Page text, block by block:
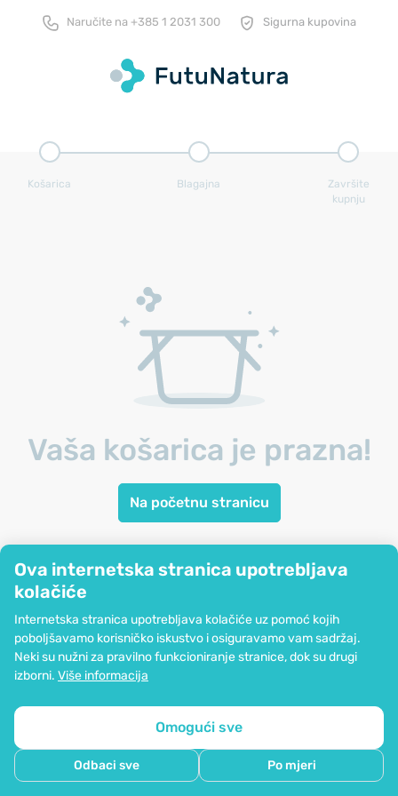
Ova internetska stranica upotrebljava
kolačiće
Internetska stranica upotrebljava kolačiće uz pomoć kojih
poboljšavamo korisničko iskustvo i osiguravamo vam sadržaj.
Neki su nužni za pravilno funkcioniranje stranice, dok su drugi
izborni. Više informacija
Omogući sve
Odbaci sve Po mjeri
Naručite na +385 1 2031 300 Sigurna kupovina
Košarica Blagajna
Završite
kupnju
Vaša košarica je prazna!
Na početnu stranicu